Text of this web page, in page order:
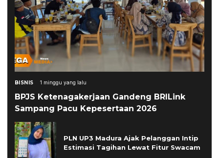
BISNIS 1 minggu yang lalu
BPJS Ketenagakerjaan Gandeng BRILink
Sampang Pacu Kepesertaan 2026
PLN UP3 Madura Ajak Pelanggan Intip
Estimasi Tagihan Lewat Fitur Swacam